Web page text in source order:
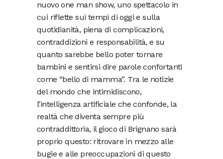
nuovo one man show, uno spettacolo in
cui riflette sui tempi di oggi e sulla
quotidianità, piena di complicazioni,
contraddizioni e responsabilità, e su
quanto sarebbe bello poter tornare
bambini e sentirsi dire parole confortanti
come “bello di mamma”. Tra le notizie
del mondo che intimidiscono,
l’intelligenza artificiale che confonde, la
realtà che diventa sempre più
contraddittoria, il gioco di Brignano sarà
proprio questo: ritrovare in mezzo alle
bugie e alle preoccupazioni di questo